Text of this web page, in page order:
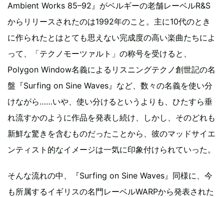
Ambient Works 85–92』がベルギーの老舗レーベルR&S
からリリースされたのは1992年のこと。主に10代のとき
に作られたとはとても思えない完成度の高い楽曲たちによ
って、「テクノモーツァルト」の称号を受けると、
Polygon Window名義によるリスニングテクノ創世記の名
盤『Surfing on Sine Waves』など、数々の名義を使い分
けながら……いや、使い分けるというよりも、ひたすら垂
れ流すかのように作品を発表し続け、しかし、そのどれも
新鮮な驚きを含むものだったことから、彼のマッドサイエ
ンティスト的なイメージは一気に印象付けられていった。
そんな流れの中、『Surfing on Sine Waves』同様に、今
も所属するイギリスの名門レーベルWARPから発表された